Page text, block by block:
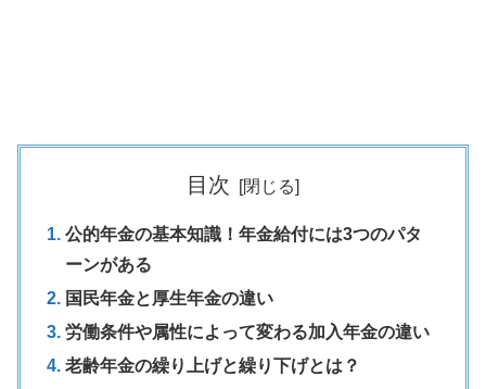
目次
公的年金の基本知識！年金給付には3つのパタ
ーンがある
国民年金と厚生年金の違い
労働条件や属性によって変わる加入年金の違い
老齢年金の繰り上げと繰り下げとは？